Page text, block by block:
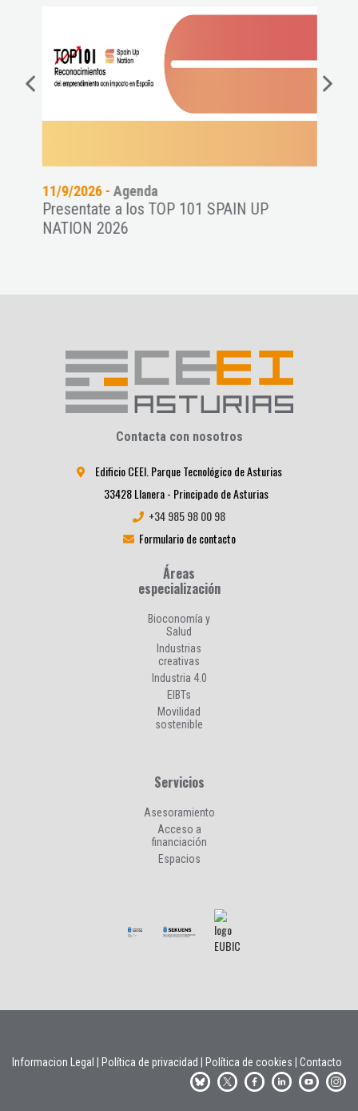
11/9/2026 - Agenda
Presentate a los TOP 101 SPAIN UP
NATION 2026
Contacta con nosotros
Edificio CEEI. Parque Tecnológico de Asturias
33428 Llanera - Principado de Asturias
+34 985 98 00 98
Formulario de contacto
Áreas
especialización
Bioconomía y
Salud
Industrias
creativas
Industria 4.0
EIBTs
Movilidad
sostenible
Servicios
Asesoramiento
Acceso a
financiación
Espacios
Informacion Legal Política de privacidad Política de cookies Contacto